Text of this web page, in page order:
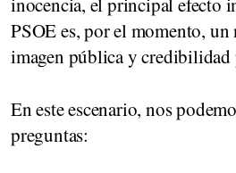
PSOE es, por el momento,
imagen pública y
En este escenario, nos
preguntas: